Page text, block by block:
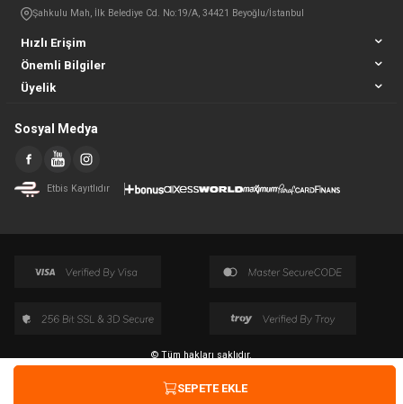
SEPETE EKLE
Hızlı Erişim
Önemli Bilgiler
Üyelik
Şahkulu Mah, İlk Belediye Cd. No:19/A, 34421 Beyoğlu/İstanbul
Sosyal Medya
Etbis Kayıtlıdır
© Tüm hakları saklıdır.